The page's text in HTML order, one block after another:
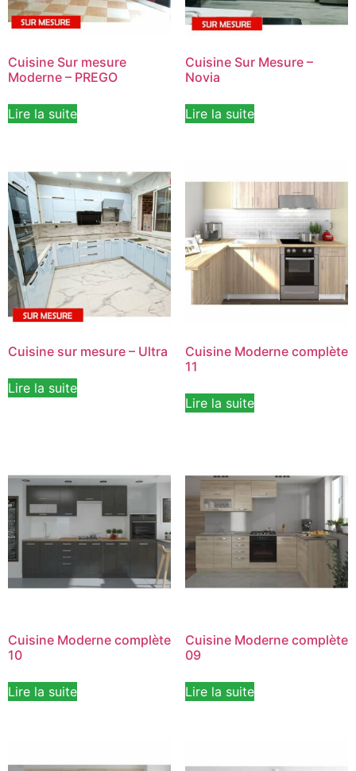
Cuisine Sur mesure
Moderne – PREGO
Lire la suite
Cuisine Sur Mesure –
Novia
Lire la suite
Cuisine sur mesure – Ultra
Lire la suite
Cuisine Moderne complète
11
Lire la suite
Cuisine Moderne complète
10
Lire la suite
Cuisine Moderne complète
09
Lire la suite